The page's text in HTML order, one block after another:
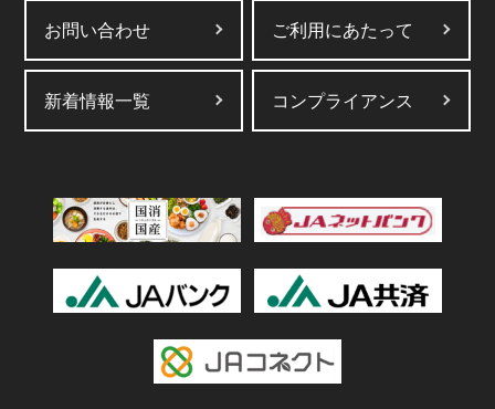
お問い合わせ ご利用にあたって
新着情報一覧 コンプライアンス